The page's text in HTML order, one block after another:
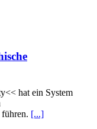
hat ein System
[...]